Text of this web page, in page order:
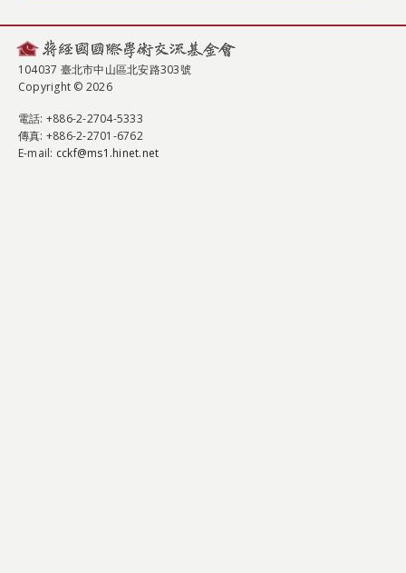
104037 臺北市中山區北安路303號
Copyright © 2026
電話: +886-2-2704-5333
傳真: +886-2-2701-6762
E-mail: cckf@ms1.hinet.net